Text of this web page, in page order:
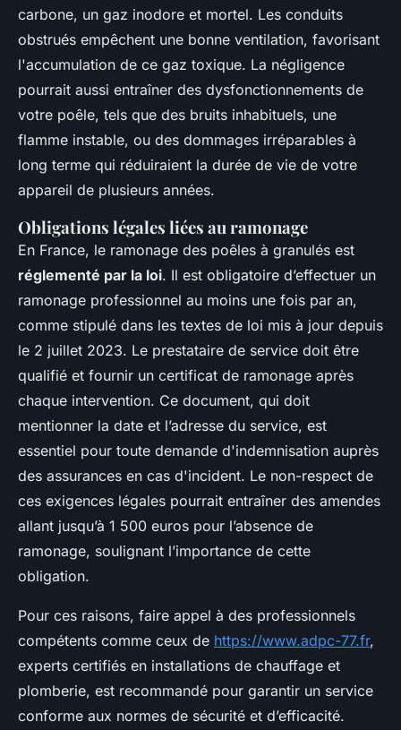
carbone, un gaz inodore et mortel. Les conduits
obstrués empêchent une bonne ventilation, favorisant
l'accumulation de ce gaz toxique. La négligence
pourrait aussi entraîner des dysfonctionnements de
votre poêle, tels que des bruits inhabituels, une
flamme instable, ou des dommages irréparables à
long terme qui réduiraient la durée de vie de votre
appareil de plusieurs années.
Obligations légales liées au ramonage
En France, le ramonage des poêles à granulés est
réglementé par la loi. Il est obligatoire d’effectuer un
ramonage professionnel au moins une fois par an,
comme stipulé dans les textes de loi mis à jour depuis
le 2 juillet 2023. Le prestataire de service doit être
qualifié et fournir un certificat de ramonage après
chaque intervention. Ce document, qui doit
mentionner la date et l’adresse du service, est
essentiel pour toute demande d'indemnisation auprès
des assurances en cas d'incident. Le non-respect de
ces exigences légales pourrait entraîner des amendes
allant jusqu’à 1 500 euros pour l’absence de
ramonage, soulignant l’importance de cette
obligation.
Pour ces raisons, faire appel à des professionnels
compétents comme ceux de https://www.adpc-77.fr,
experts certifiés en installations de chauffage et
plomberie, est recommandé pour garantir un service
conforme aux normes de sécurité et d’efficacité.